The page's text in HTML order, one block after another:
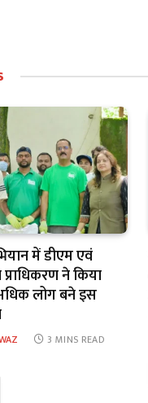
में डीएम एवं
ने किया
लोग बने इस
3 MINS READ